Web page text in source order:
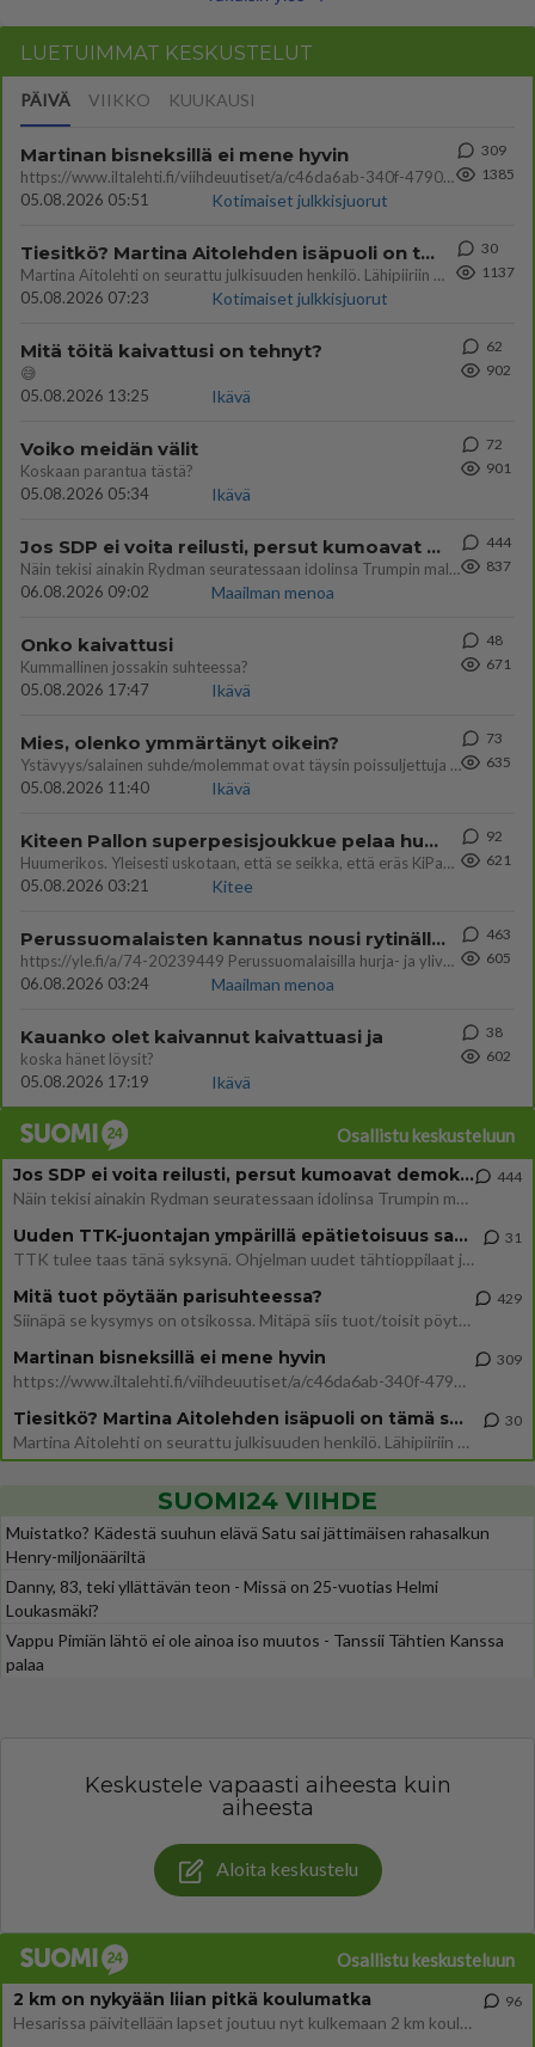
LUETUIMMAT KESKUSTELUT
PÄIVÄ VIIKKO KUUKAUSI
Martinan bisneksillä ei mene hyvin
https://www.iltalehti.fi/viihdeuutiset/a/c46da6ab-340f-4790-aaa7-0865eed2336 Yrityksen konkurssihakemus on tullut kärä
05.08.2026 05:51
Kotimaiset julkkisjuorut
309
1385
Tiesitkö? Martina Aitolehden isäpuoli on tämä suosittu laulaja
Martina Aitolehti on seurattu julkisuuden henkilö. Lähipiiriin mahtuu muitakin tunnettuja henkilöitä. Tiesitkö, että Ma
05.08.2026 07:23
Kotimaiset julkkisjuorut
30
1137
Mitä töitä kaivattusi on tehnyt?
😅
05.08.2026 13:25
Ikävä
62
902
Voiko meidän välit
Koskaan parantua tästä?
05.08.2026 05:34
Ikävä
72
901
Jos SDP ei voita reilusti, persut kumoavat demokratian Suomesta
Näin tekisi ainakin Rydman seuratessaan idolinsa Trumpin mallia https://www.is.fi/politiikka/art-2000012187244.html
06.08.2026 09:02
Maailman menoa
444
837
Onko kaivattusi
Kummallinen jossakin suhteessa?
05.08.2026 17:47
Ikävä
48
671
Mies, olenko ymmärtänyt oikein?
Ystävyys/salainen suhde/molemmat ovat täysin poissuljettuja asioita? Nainen
05.08.2026 11:40
Ikävä
73
635
Kiteen Pallon superpesisjoukkue pelaa huumeiden vaikutuksen alaisena
Huumerikos. Yleisesti uskotaan, että se seikka, että eräs KiPan pelaaja kärähtää huumeista, on vain jäävuoren huippu. M
05.08.2026 03:21
Kitee
92
621
Perussuomalaisten kannatus nousi rytinällä Ylen tänään julkaisemassa tuoreimmassa gallup-kyselyssä.
https://yle.fi/a/74-20239449 Perussuomalaisilla hurja- ja ylivoimaisesti suurin nousu tässä uudessa Ylen gallupissa. Kyl
06.08.2026 03:24
Maailman menoa
463
605
Kauanko olet kaivannut kaivattuasi ja
koska hänet löysit?
05.08.2026 17:19
Ikävä
38
602
Osallistu keskusteluun
Jos SDP ei voita reilusti, persut kumoavat demokratian Suomesta
Näin tekisi ainakin Rydman seuratessaan idolinsa Trumpin mallia https://www.is.fi/politiikka/art-2000012187244.html
444
Uuden TTK-juontajan ympärillä epätietoisuus sakenee - Nyt MTV hämmentää soppaa
TTK tulee taas tänä syksynä. Ohjelman uudet tähtioppilaat julkistetaan torstaina 6. elokuuta klo 14 alkavassa lehdistö
31
Mitä tuot pöytään parisuhteessa?
Siinäpä se kysymys on otsikossa. Mitäpä siis tuot/toisit pöytään parisuhteessa? Oletko mies vai nainen? Koetko sen mitä
429
Martinan bisneksillä ei mene hyvin
https://www.iltalehti.fi/viihdeuutiset/a/c46da6ab-340f-4790-aaa7-0865eed2336 Yrityksen konkurssihakemus on tullut kärä
309
Tiesitkö? Martina Aitolehden isäpuoli on tämä suosittu laulaja
Martina Aitolehti on seurattu julkisuuden henkilö. Lähipiiriin mahtuu muitakin tunnettuja henkilöitä. Tiesitkö, että Ma
30
SUOMI24 VIIHDE
Muistatko? Kädestä suuhun elävä Satu sai jättimäisen rahasalkun
Henry-miljonääriltä
Danny, 83, teki yllättävän teon - Missä on 25-vuotias Helmi
Loukasmäki?
Vappu Pimiän lähtö ei ole ainoa iso muutos - Tanssii Tähtien Kanssa
palaa
Keskustele vapaasti aiheesta kuin
aiheesta
Aloita keskustelu
Osallistu keskusteluun
2 km on nykyään liian pitkä koulumatka
Hesarissa päivitellään lapset joutuu nyt kulkemaan 2 km kouluun jösses. Ruostefillarilla tuo matka menee vaikka miten äk
96